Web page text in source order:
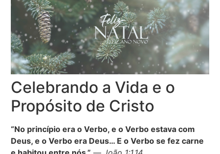
Celebrando a Vida e o
Propósito de Cristo
“No princípio era o Verbo, e o Verbo estava com
Deus, e o Verbo era Deus… E o Verbo se fez carne